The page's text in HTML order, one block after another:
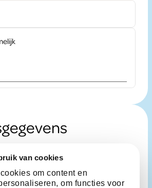
van cookies
om content en
om functies voor